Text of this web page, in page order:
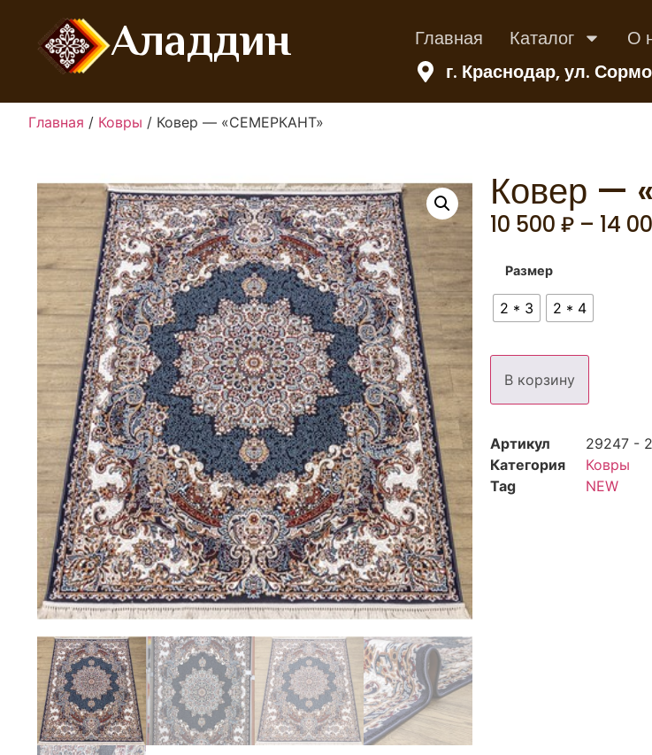
Аладдин Главная Каталог
О
г. Краснодар, ул.
Главная / Ковры / Ковер — «СЕМЕРКАНТ»
Ковер —
10 500 ₽ – 14
Размер
2 * 3 2 * 4
В корзину
Артикул
29247 -
Категория
Ковры
Tag
NEW